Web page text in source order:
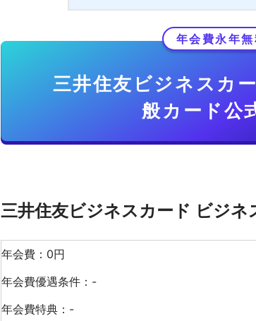
年会費永年
三井住友ビジネスカ
般カード公
三井住友ビジネスカード ビジ
年会費：0円
年会費優遇条件：-
年会費特典：-